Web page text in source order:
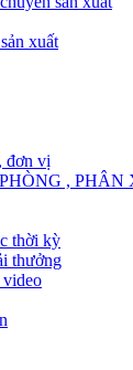
xuất
đơn vị
, PHÂN
thời kỳ
thưởng